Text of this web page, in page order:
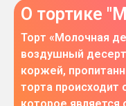
О тортике
Торт «Молочная
воздушный
коржей,
торта происходит
которое